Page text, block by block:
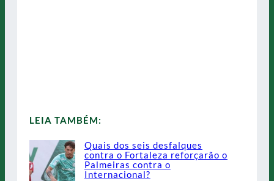
LEIA TAMBÉM:
Quais dos seis desfalques
contra o Fortaleza reforçarão o
Palmeiras contra o
Internacional?